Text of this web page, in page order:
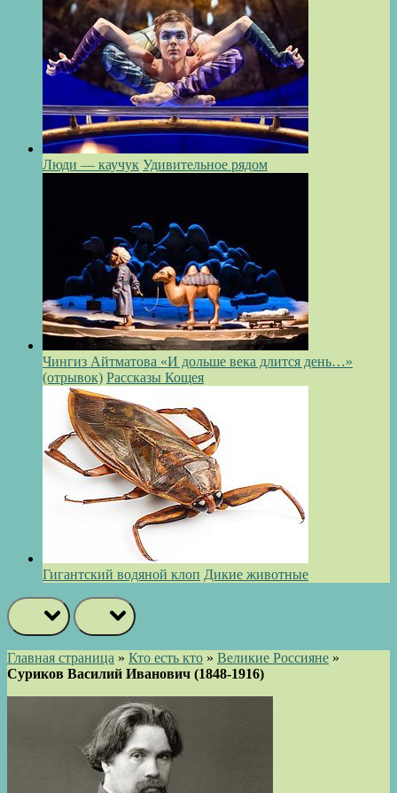
Люди — каучук Удивительное рядом
Чингиз Айтматова «И дольше века длится день…»
(отрывок) Рассказы Кощея
Гигантский водяной клоп Дикие животные
Главная страница » Кто есть кто » Великие Россияне »
Суриков Василий Иванович (1848-1916)